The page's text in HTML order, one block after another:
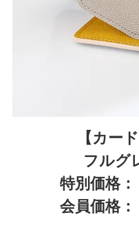
【カー
フルグ
特別価格：
会員価格：